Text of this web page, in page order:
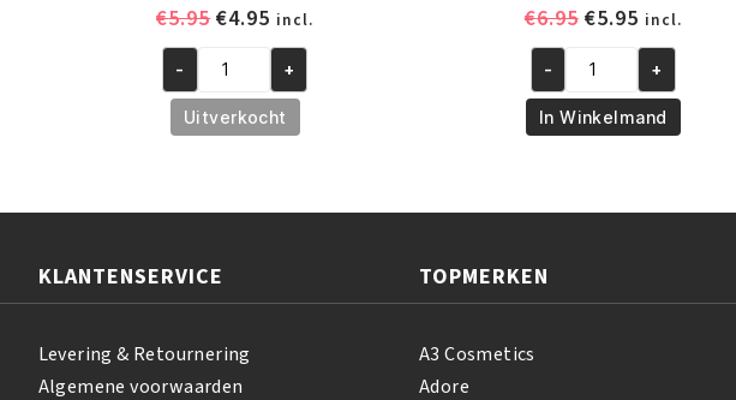
€5.95Oorspronkelijke
was:
€5.95.
€4.95 Huidige
prijs
is:
€4.95.
incl.
African
Pride
Hair,
237
ml
- +
Uitverkocht
€6.95 Oorspronkelijke
was:
€6.95.
€5.95Huidige
prijs
is:
€5.95.
incl.
African
Pride
Olive
355
ml
- +
In Winkelmand
KLANTENSERVICE
Levering & Retournering
Algemene voorwaarden
TOPMERKEN
A3 Cosmetics
Adore